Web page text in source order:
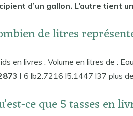
d’un gallon. L’autre tient
de litres
en livres : Volume en litres de :
l 6 lb2.7216 l5.1447 l37 plus
ce que 5 tasses en